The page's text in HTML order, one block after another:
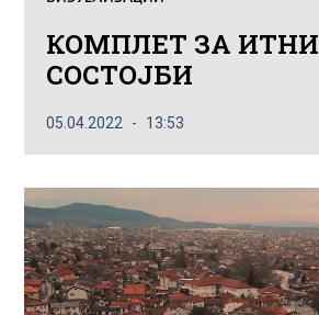
КОМПЛЕТ ЗА ИТНИ
СОСТОЈБИ
05.04.2022 13:53